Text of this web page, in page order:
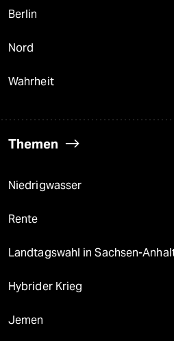
Berlin
Nord
Wahrheit
Themen
Niedrigwasser
Rente
Landtagswahl in Sachsen-
Hybrider Krieg
Jemen